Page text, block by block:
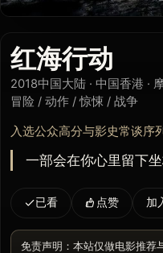
红海行动
2018中国大陆 · 中国香港 ·
冒险 / 动作 / 惊悚 / 战争
入选公众高分与影史常谈序列
一部会在你心里留下
已看 点赞 加
免责声明：本站仅做电影推荐